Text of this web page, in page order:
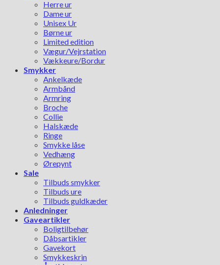
Herre ur
Dame ur
Unisex Ur
Børne ur
Limited edition
Vægur/Vejrstation
Vækkeure/Bordur
Smykker
Ankelkæde
Armbånd
Armring
Broche
Collie
Halskæde
Ringe
Smykke låse
Vedhæng
Ørepynt
Sale
Tilbuds smykker
Tilbuds ure
Tilbuds guldkæder
Anledninger
Gaveartikler
Boligtilbehør
Dåbsartikler
Gavekort
Smykkeskrin